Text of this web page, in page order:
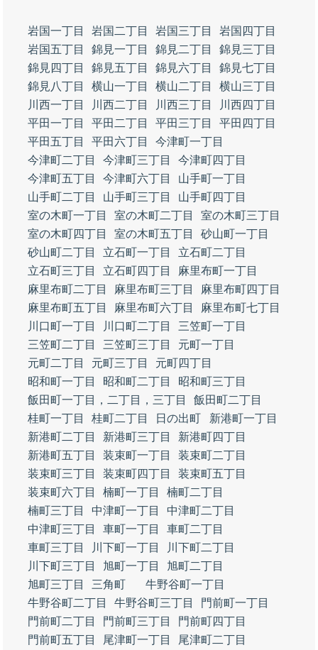
岩国一丁目 岩国二丁目 岩国三丁目
岩国四丁目
岩国五丁目
錦見一丁目 錦見二丁目
錦見三丁目
錦見四丁目
錦見五丁目 錦見六丁目
錦見七丁目
錦見八丁目
横山一丁目 横山二丁目
横山三丁目
川西一丁目
川西二丁目 川西三丁目
川西四丁目
平田一丁目
平田二丁目 平田三丁目
平田四丁目
平田五丁目
平田六丁目
今津町一丁目
今津町二丁目
今津町三丁目
今津町四丁目
今津町五丁目
今津町六丁目
山手町一丁目
山手町二丁目
山手町三丁目
山手町四丁目
室の木町一丁目
室の木町二丁目
室の木町三丁目
室の木町四丁目
室の木町五丁目
砂山町一丁目
砂山町二丁目
立石町一丁目
立石町二丁目
立石町三丁目
立石町四丁目
麻里布町一丁目
麻里布町二丁目
麻里布町三丁目
麻里布町四丁目
麻里布町五丁目
麻里布町六丁目
麻里布町七丁目
川口町一丁目
川口町二丁目
三笠町一丁目
三笠町二丁目
三笠町三丁目
元町一丁目
元町二丁目
元町三丁目
元町四丁目
昭和町一丁目
昭和町二丁目
昭和町三丁目
飯田町一丁目，二丁目，三丁目
飯田町二丁目
桂町一丁目
桂町二丁目 日の出町
新港町一丁目
新港町二丁目
新港町三丁目
新港町四丁目
新港町五丁目
装束町一丁目
装束町二丁目
装束町三丁目
装束町四丁目
装束町五丁目
装束町六丁目
楠町一丁目
楠町二丁目
楠町三丁目
中津町一丁目
中津町二丁目
中津町三丁目
車町一丁目
車町二丁目
車町三丁目
川下町一丁目
川下町二丁目
川下町三丁目
旭町一丁目
旭町二丁目
旭町三丁目
三角町
牛野谷町一丁目
牛野谷町二丁目
牛野谷町三丁目
門前町一丁目
門前町二丁目
門前町三丁目
門前町四丁目
門前町五丁目
尾津町一丁目
尾津町二丁目